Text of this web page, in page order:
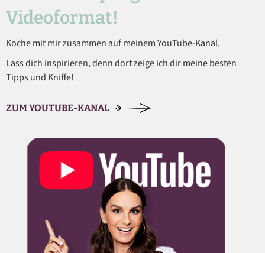
Videoformat!
Koche mit mir zusammen auf meinem YouTube-Kanal.
Lass dich inspirieren, denn dort zeige ich dir meine besten
Tipps und Kniffe!
ZUM YOUTUBE-KANAL